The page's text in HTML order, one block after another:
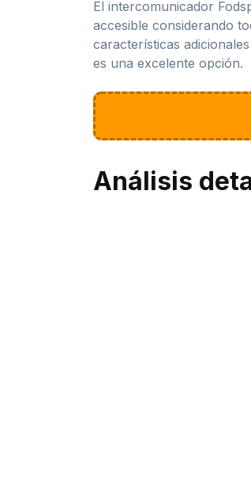
El intercomunicador
accesible considerando
características
es una excelente opción.
Análisis